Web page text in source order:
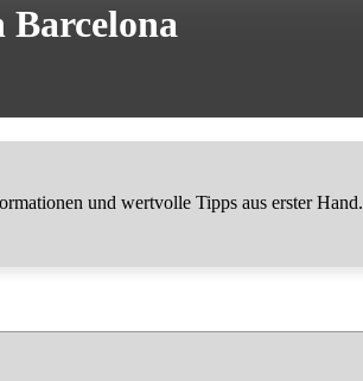
und wertvolle Tipps aus erster Hand.